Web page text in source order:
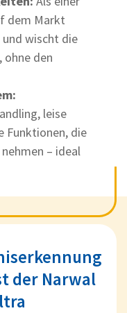
dem Markt
wischt die
den
leise
Funktionen, die
– ideal
der Narwal